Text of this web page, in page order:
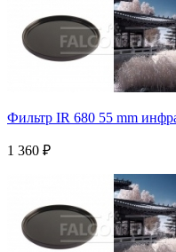
Фильтр IR 680 55 mm
1 360 ₽